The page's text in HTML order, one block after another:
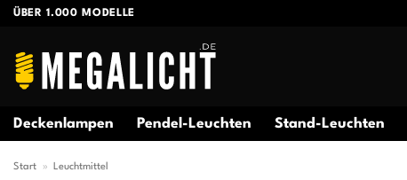
Zum
springen
ÜBER 1.000 MODELLE
Deckenlampen Pendel-Leuchten Stand-Leuchten
Start » Leuchtmittel